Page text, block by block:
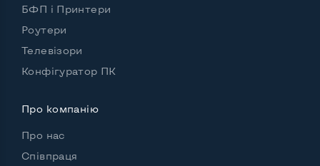
БФП і Принтери
Роутери
Телевізори
Конфігуратор ПК
Про компанію
Про нас
Співпраця